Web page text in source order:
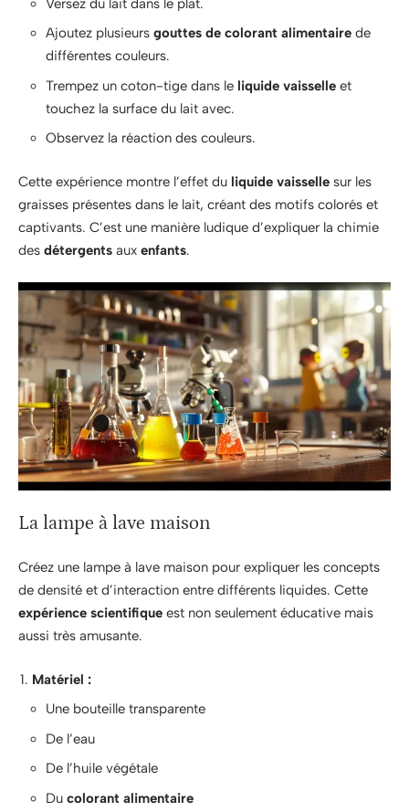
Ajoutez plusieurs gouttes de colorant alimentaire de
différentes couleurs.
Trempez un coton-tige dans le liquide vaisselle et
touchez la surface du lait avec.
Observez la réaction des couleurs.
Cette expérience montre l’effet du liquide vaisselle sur les
graisses présentes dans le lait, créant des motifs colorés et
captivants. C’est une manière ludique d’expliquer la chimie
des détergents aux enfants.
La lampe à lave maison
Créez une lampe à lave maison pour expliquer les concepts
de densité et d’interaction entre différents liquides. Cette
expérience scientifique est non seulement éducative mais
aussi très amusante.
Matériel :
Une bouteille transparente
De l’eau
De l’huile végétale
Du colorant alimentaire